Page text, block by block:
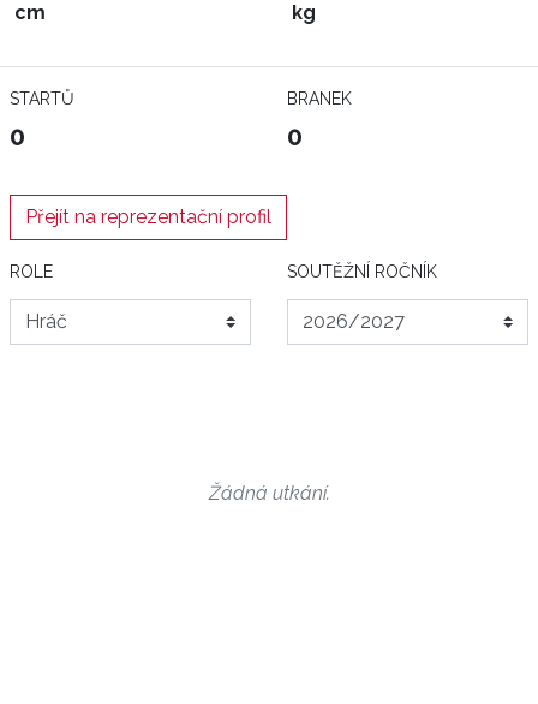
cm kg
STARTŮ
0
BRANEK
0
Přejít na reprezentační profil
ROLE SOUTĚŽNÍ ROČNÍK
Žádná utkání.